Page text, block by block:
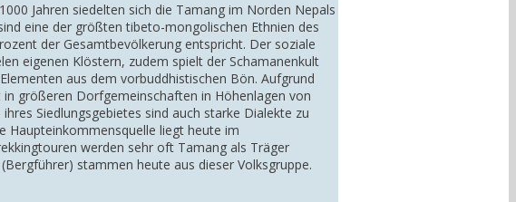
Jahren siedelten sich die Tamang im Norden Nepals
eine der größten tibeto-mongolischen Ethnien des
der Gesamtbevölkerung entspricht. Der soziale
eigenen Klöstern, zudem spielt der Schamanenkult
aus dem vorbuddhistischen Bön. Aufgrund
größeren Dorfgemeinschaften in Höhenlagen von
Siedlungsgebietes sind auch starke Dialekte zu
Haupteinkommensquelle liegt heute im
werden sehr oft Tamang als Träger
stammen heute aus dieser Volksgruppe.